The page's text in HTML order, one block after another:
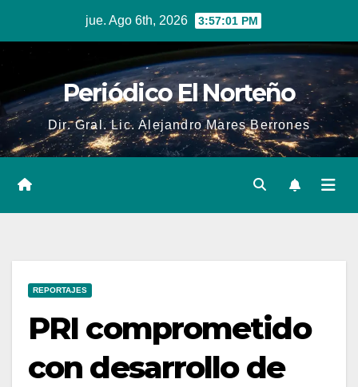
jue. Ago 6th, 2026 3:57:01 PM
Periódico El Norteño
Dir. Gral. Lic. Alejandro Mares Berrones
REPORTAJES
PRI comprometido
con desarrollo de